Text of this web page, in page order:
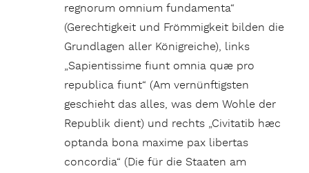
regnorum omnium fundamenta“
(Gerechtigkeit und Frömmigkeit bilden die
Grundlagen aller Königreiche), links
„Sapientissime fiunt omnia quæ pro
republica fiunt“ (Am vernünftigsten
geschieht das alles, was dem Wohle der
Republik dient) und rechts „Civitatib hæc
optanda bona maxime pax libertas
concordia“ (Die für die Staaten am